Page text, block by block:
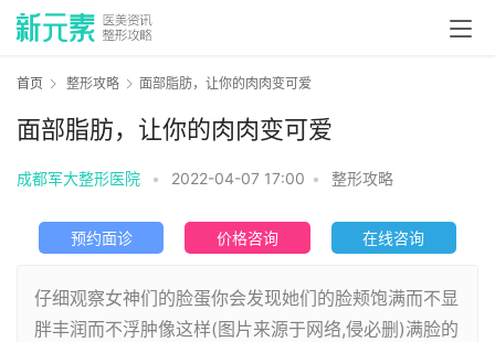
首页 整形攻略 面部脂肪，让你的肉肉变可爱
面部脂肪，让你的肉肉变可爱
成都军大整形医院 • 2022-04-07 17:00 • 整形攻略
预约面诊 价格咨询 在线咨询
仔细观察女神们的脸蛋你会发现她们的脸颊饱满而不显
胖丰润而不浮肿像这样(图片来源于网络,侵必删)满脸的